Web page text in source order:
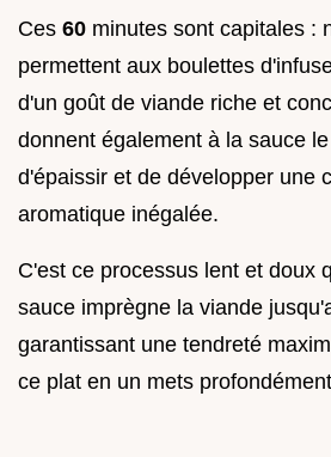
Ces 60 minutes sont capitales :
permettent aux boulettes
d'un goût de viande riche et
donnent également à la sauce
d'épaissir et de développer une
aromatique inégalée.
C'est ce processus lent et doux
sauce imprègne la viande
garantissant une tendreté
ce plat en un mets